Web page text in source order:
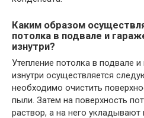
Каким образом
потолка в подвале и
изнутри?
Утепление потолка в подвале
изнутри осуществляется
необходимо очистить
пыли. Затем на поверхность
раствор, а на него